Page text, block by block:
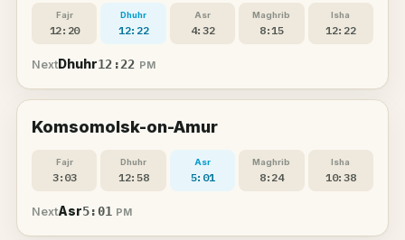
Fajr
12:20
Dhuhr
12:22
Asr
4:32
Maghrib
8:15
Isha
12:22
Next Dhuhr12:22 PM
Komsomolsk-on-Amur
Fajr
3:03
Dhuhr
12:58
Asr
5:01
Maghrib
8:24
Isha
10:38
NextAsr5:01 PM